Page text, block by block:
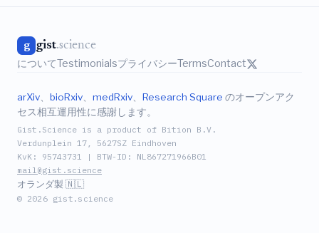
g gist.science
についてTestimonialsプライバシーTermsContact
arXiv bioRxiv medRxiv Research Square のオープンアク
セス相互運用性に感謝します。
Gist.Science is a product of Bition B.V.
Verdunplein 17, 5627SZ Eindhoven
KvK: 95743731 | BTW-ID: NL867271966B01
mail@gist.science
オランダ製 🇳🇱
© 2026 gist.science